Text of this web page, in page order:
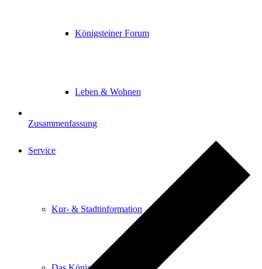
Königsteiner Forum
Leben & Wohnen
Service
Kur- & Stadtinformation
Zusammenfassung